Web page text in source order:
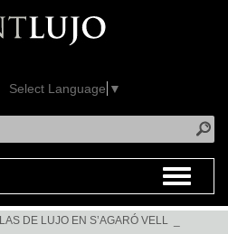
Select Language ▼
DE LUJO EN S’AGARÓ VELL